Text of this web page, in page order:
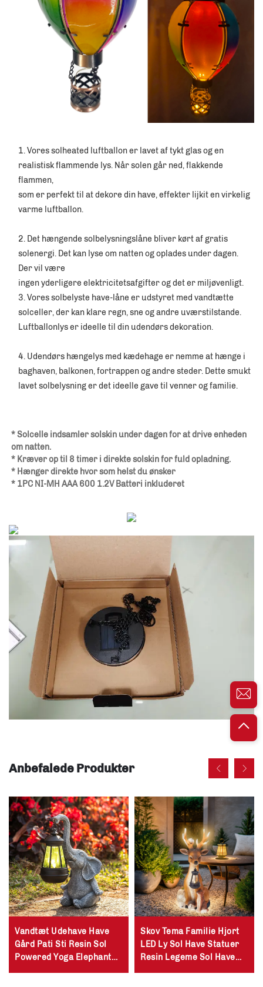
1. Vores solheated luftballon er lavet af tykt glas og en
realistisk flammende lys. Når solen går ned, flakkende
flammen,
som er perfekt til at dekore din have, effekter lijkit en virkelig
varme luftballon.
2. Det hængende solbelysningslåne bliver kørt af gratis
solenergi. Det kan lyse om natten og oplades under dagen.
Der vil være
ingen yderligere elektricitetsafgifter og det er miljøvenligt.
3. Vores solbelyste have-låne er udstyret med vandtætte
solceller, der kan klare regn, sne og andre uværstilstande.
Luftballonlys er ideelle til din udendørs dekoration.
4. Udendørs hængelys med kædehage er nemme at hænge i
baghaven, balkonen, fortrappen og andre steder. Dette smukt
lavet solbelysning er det ideelle gave til venner og familie.
* Solcelle indsamler solskin under dagen for at drive enheden
om natten.
* Kræver op til 8 timer i direkte solskin for fuld opladning.
* Hænger direkte hvor som helst du ønsker
* 1PC NI-MH AAA 600 1.2V Batteri inkluderet
Anbefalede Produkter
Vandtæt Udehave Have
Gård Pati Sti Resin Sol
Powered Yoga Elephant
Skulptur Dekorativ Lys
Skov Tema Familie Hjort
LED Ly Sol Have Statuer
Resin Legeme Sol Have
Dekoration